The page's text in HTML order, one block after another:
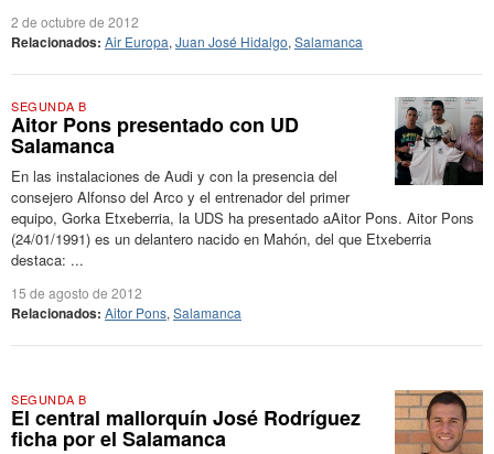
2 de octubre de 2012
Relacionados: Air Europa, Juan José Hidalgo, Salamanca
SEGUNDA B
Aitor Pons presentado con UD
Salamanca
En las instalaciones de Audi y con la presencia del
consejero Alfonso del Arco y el entrenador del primer
equipo, Gorka Etxeberria, la UDS ha presentado aAitor Pons. Aitor Pons
(24/01/1991) es un delantero nacido en Mahón, del que Etxeberria
destaca: ...
15 de agosto de 2012
Relacionados: Aitor Pons, Salamanca
SEGUNDA B
El central mallorquín José Rodríguez
ficha por el Salamanca